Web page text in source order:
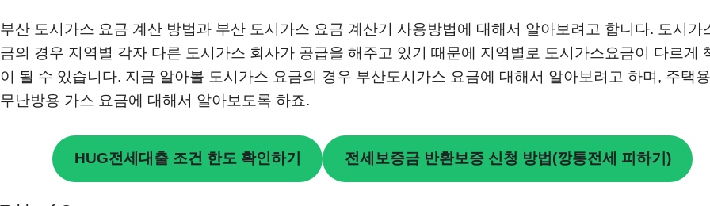
부산 도시가스 요금 계산 방법과 부산 도시가스 요금 계산기 사용방법에 대해서 알아보려고 합니다. 도시가
금의 경우 지역별 각자 다른 도시가스 회사가 공급을 해주고 있기 때문에 지역별로 도시가스요금이 다르게
이 될 수 있습니다. 지금 알아볼 도시가스 요금의 경우 부산도시가스 요금에 대해서 알아보려고 하며, 주택
무난방용 가스 요금에 대해서 알아보도록 하죠.
HUG전세대출 조건 한도 확인하기 전세보증금 반환보증 신청 방법(깡통전세 피하기)